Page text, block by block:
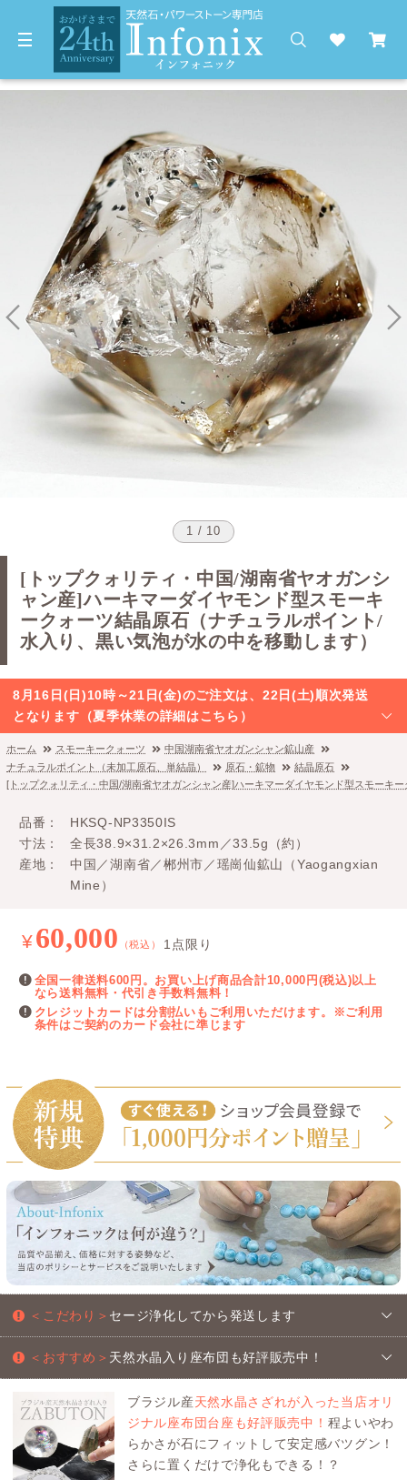
1 / 10
[トップクォリティ・中国/湖南省ヤオガンシ
ャン産]ハーキマーダイヤモンド型スモーキ
ークォーツ結晶原石（ナチュラルポイント/
水入り、黒い気泡が水の中を移動します）
8月16日(日)10時～21日(金)のご注文は、22日(土)順次発送
となります（夏季休業の詳細はこちら）
ホーム スモーキークォーツ
中国湖南省ヤオガンシャン鉱山産
ナチュラルポイント（未加工原石、単結晶）
原石・鉱物
結晶原石
[トップクォリティ・中国/湖南省ヤオガンシャン産]ハーキマーダイヤモンド型スモーキ
品番
HKSQ-NP3350IS
寸法
全長38.9×31.2×26.3mm／33.5g（約）
産地
中国／湖南省／郴州市／瑶崗仙鉱山（Yaogangxian
Mine）
¥60,000 （税込） 1点限り
全国一律送料600円。お買い上げ商品合計10,000円(税込)以上
なら送料無料・代引き手数料無料！
クレジットカードは分割払いもご利用いただけます。※ご利用
条件はご契約のカード会社に準じます
＜こだわり＞ セージ浄化してから発送します
＜おすすめ＞ 天然水晶入り座布団も好評販売中！
ブラジル産天然水晶さざれが入った当店オリ
ジナル座布団台座も好評販売中！ 程よいやわ
らかさが石にフィットして安定感バツグン！
さらに置くだけで浄化もできる！？